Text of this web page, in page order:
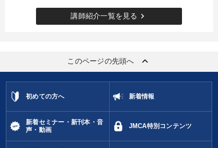
講師紹介一覧を見る keyboard_arrow_right
このページの先頭へ keyboard_arrow_up
初めての方へ 新着情報
新着セミナー・新刊本・音
声・動画
JMCA特別コンテンツ